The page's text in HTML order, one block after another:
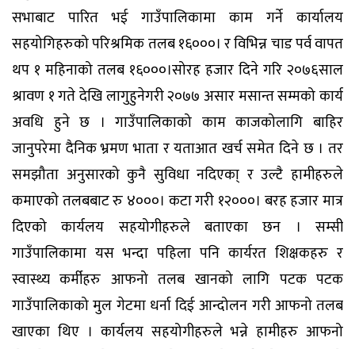
सभाबाट पारित भई गाउँपालिकामा काम गर्ने कार्यालय
सहयोगिहरुको परिश्रमिक तलब १६०००। र विभिन्न चाड पर्व वापत
थप १ महिनाको तलब १६०००।सोरह हजार दिने गरि २०७६साल
श्रावण १ गते देखि लागुहुनेगरी २०७७ असार मसान्त सम्मको कार्य
अवधि हुने छ । गाउँपालिकाको काम काजकोलागि बाहिर
जानुपरेमा दैनिक भ्रमण भाता र यताआत खर्च समेत दिने छ । तर
समझौता अनुसारको कुनै सुविधा नदिएका् र उल्टै हामीहरुले
कमाएको तलबबाट रु ४०००। कटा गरी १२०००। बरह हजार मात्र
दिएको कार्यलय सहयोगीहरुले बताएका छन । सम्सी
गाउँपालिकामा यस भन्दा पहिला पनि कार्यरत शिक्षकहरु र
स्वास्थ्य कर्मीहरु आफनो तलब खानको लागि पटक पटक
गाउँपालिकाको मुल गेटमा धर्ना दिई आन्दोलन गरी आफनो तलब
खाएका थिए । कार्यलय सहयोगीहरुले भन्ने हामीहरु आफनो